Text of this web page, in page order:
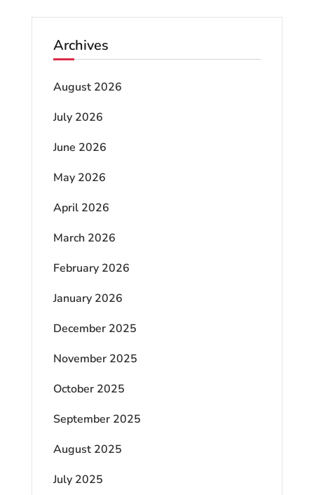
Archives
August 2026
July 2026
June 2026
May 2026
April 2026
March 2026
February 2026
January 2026
December 2025
November 2025
October 2025
September 2025
August 2025
July 2025